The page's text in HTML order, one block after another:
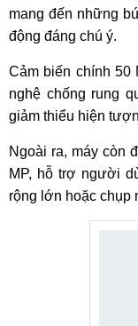
mang đến những
động đáng chú ý.
Cảm biến chính 50
nghệ chống rung
giảm thiểu hiện
Ngoài ra, máy còn
MP, hỗ trợ người
rộng lớn hoặc chụp